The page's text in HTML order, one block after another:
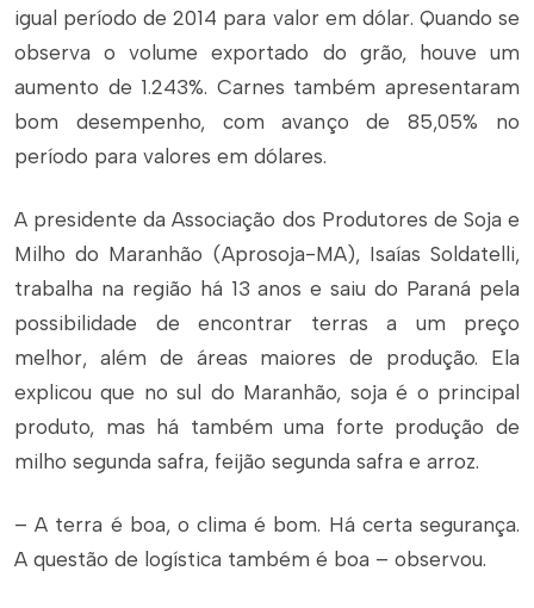
igual período de 2014 para valor em dólar. Quando se
observa o volume exportado do grão, houve um
aumento de 1.243%. Carnes também apresentaram
bom desempenho, com avanço de 85,05% no
período para valores em dólares.
A presidente da Associação dos Produtores de Soja e
Milho do Maranhão (Aprosoja-MA), Isaías Soldatelli,
trabalha na região há 13 anos e saiu do Paraná pela
possibilidade de encontrar terras a um preço
melhor, além de áreas maiores de produção. Ela
explicou que no sul do Maranhão, soja é o principal
produto, mas há também uma forte produção de
milho segunda safra, feijão segunda safra e arroz.
– A terra é boa, o clima é bom. Há certa segurança.
A questão de logística também é boa – observou.